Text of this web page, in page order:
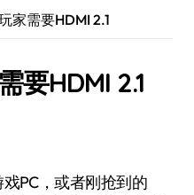
家需要HDMI 2.1
要HDMI 2.1